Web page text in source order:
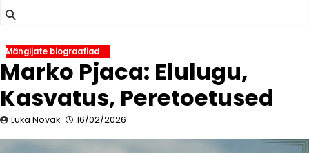
Mängijate biograafiad
Marko Pjaca: Elulugu,
Kasvatus, Peretoetused
Luka Novak 16/02/2026